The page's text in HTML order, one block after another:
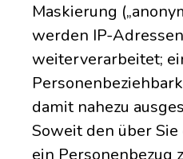
Maskierung
werden IP-
weiterverarbeitet;
damit nahezu
Soweit den über